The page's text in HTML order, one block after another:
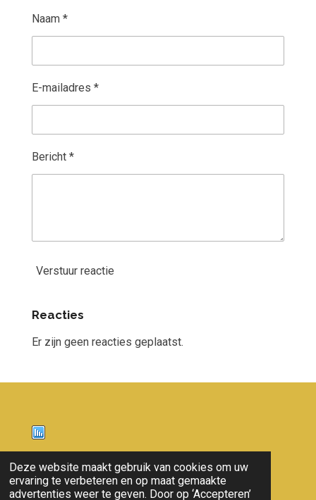
Deze website maakt gebruik van cookies om uw
ervaring te verbeteren en op maat gemaakte
advertenties weer te geven. Door op ‘Accepteren’
Naam *
E-mailadres *
Bericht *
Verstuur reactie
Reacties
Er zijn geen reacties geplaatst.
Nieuws
© 2011 - 2026 overloon nieuws